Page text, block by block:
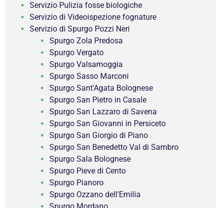
Servizio Pulizia fosse biologiche
Servizio di Videoispezione fognature
Servizio di Spurgo Pozzi Neri
Spurgo Zola Predosa
Spurgo Vergato
Spurgo Valsamoggia
Spurgo Sasso Marconi
Spurgo Sant'Agata Bolognese
Spurgo San Pietro in Casale
Spurgo San Lazzaro di Savena
Spurgo San Giovanni in Persiceto
Spurgo San Giorgio di Piano
Spurgo San Benedetto Val di Sambro
Spurgo Sala Bolognese
Spurgo Pieve di Cento
Spurgo Pianoro
Spurgo Ozzano dell'Emilia